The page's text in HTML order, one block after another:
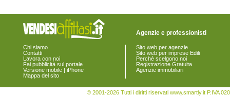
Chi siamo
Contatti
Lavora con noi
Fai pubblicità sul portale
Versione mobile | iPhone
Mappa del sito
Agenzie e professionisti
Sito web per agenzie
Sito web per imprese Edili
Perchè scelgono noi
Registrazione Gratuita
Agenzie immobiliari
© 2001-2026 Tutti i diritti riservati www.smartly.it P.IVA